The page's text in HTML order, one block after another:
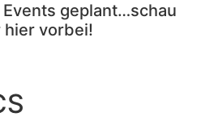
geplant…schau
vorbei!